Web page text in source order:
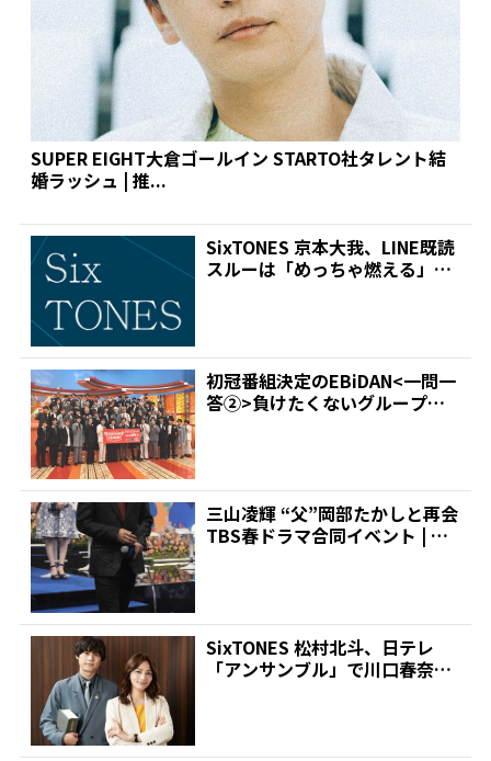
SUPER EIGHT大倉ゴールイン STARTO社タレント結
婚ラッシュ | 推...
SixTONES 京本大我、LINE既読
スルーは「めっちゃ燃える」
初冠番組決定のEBiDAN<一問一
答②>負けたくないグループは?
三山凌輝 “父”岡部たかしと再会
TBS春ドラマ合同イベント | 推
SixTONES 松村北斗、日テレ
「アンサンブル」で川口春奈と